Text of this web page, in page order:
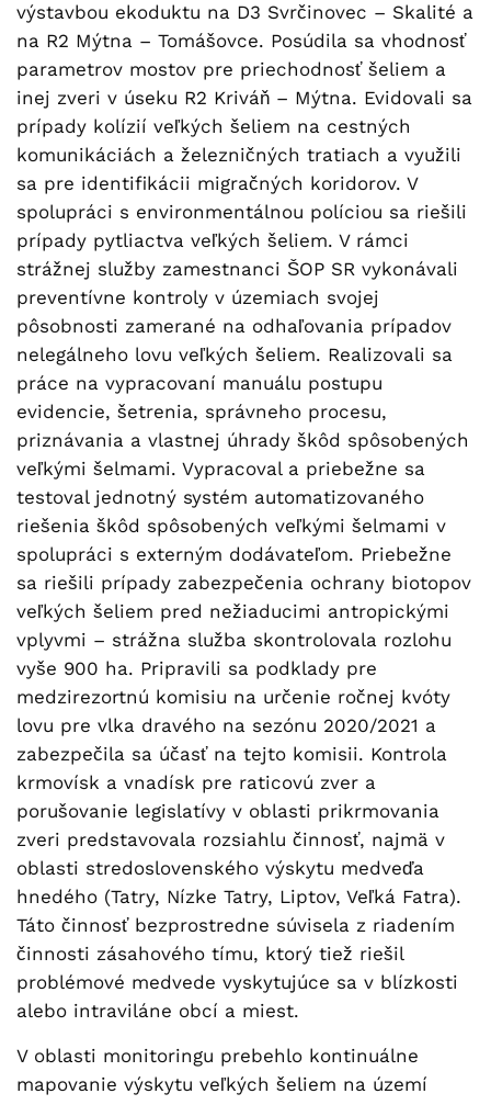
výstavbou ekoduktu na D3 Svrčinovec – Skalité a
na R2 Mýtna – Tomášovce. Posúdila sa vhodnosť
parametrov mostov pre priechodnosť šeliem a
inej zveri v úseku R2 Kriváň – Mýtna. Evidovali sa
prípady kolízií veľkých šeliem na cestných
komunikáciách a železničných tratiach a využili
sa pre identifikácii migračných koridorov. V
spolupráci s environmentálnou políciou sa riešili
prípady pytliactva veľkých šeliem. V rámci
strážnej služby zamestnanci ŠOP SR vykonávali
preventívne kontroly v územiach svojej
pôsobnosti zamerané na odhaľovania prípadov
nelegálneho lovu veľkých šeliem. Realizovali sa
práce na vypracovaní manuálu postupu
evidencie, šetrenia, správneho procesu,
priznávania a vlastnej úhrady škôd spôsobených
veľkými šelmami. Vypracoval a priebežne sa
testoval jednotný systém automatizovaného
riešenia škôd spôsobených veľkými šelmami v
spolupráci s externým dodávateľom. Priebežne
sa riešili prípady zabezpečenia ochrany biotopov
veľkých šeliem pred nežiaducimi antropickými
vplyvmi – strážna služba skontrolovala rozlohu
vyše 900 ha. Pripravili sa podklady pre
medzirezortnú komisiu na určenie ročnej kvóty
lovu pre vlka dravého na sezónu 2020/2021 a
zabezpečila sa účasť na tejto komisii. Kontrola
krmovísk a vnadísk pre raticovú zver a
porušovanie legislatívy v oblasti prikrmovania
zveri predstavovala rozsiahlu činnosť, najmä v
oblasti stredoslovenského výskytu medveďa
hnedého (Tatry, Nízke Tatry, Liptov, Veľká Fatra).
Táto činnosť bezprostredne súvisela z riadením
činnosti zásahového tímu, ktorý tiež riešil
problémové medvede vyskytujúce sa v blízkosti
alebo intraviláne obcí a miest.
V oblasti monitoringu prebehlo kontinuálne
mapovanie výskytu veľkých šeliem na území